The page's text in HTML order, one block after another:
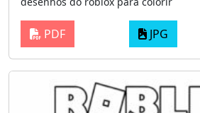
PDF JPG